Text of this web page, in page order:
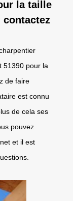
la taille
contactez
51390 pour la
de faire
est connu
de cela ses
pouvez
et il est